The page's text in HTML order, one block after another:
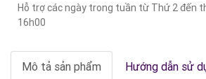
Hỗ trợ các ngày trong tuần từ Thứ 2 đến
16h00
Mô tả sản phẩm Hướng dẫn sử